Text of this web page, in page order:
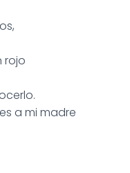
rojo
a mi madre